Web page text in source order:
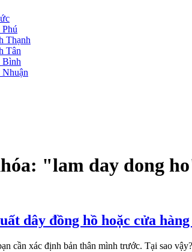
Thạnh
Tân
Bình
"lam day dong
dây đồng hồ hoặc cửa
cần xác định bản thân mình trước. Tại sao